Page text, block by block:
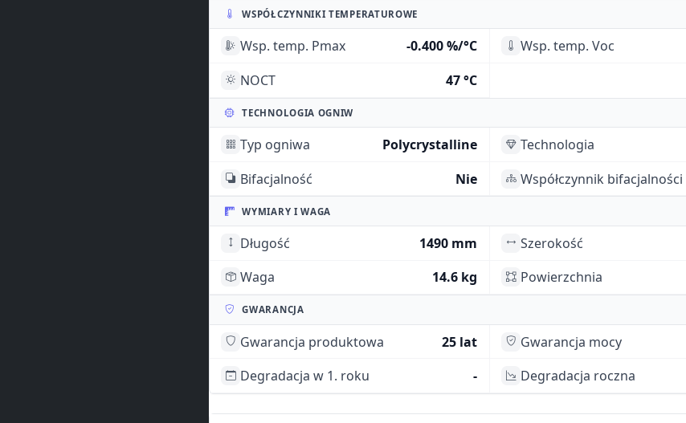
WSPÓŁCZYNNIKI TEMPERATUROWE
Wsp. temp. Pmax -0.400 %/°C Wsp. temp. Voc
NOCT
47 °C
TECHNOLOGIA OGNIW
Typ ogniwa Polycrystalline Technologia
Bifacjalność
Nie Współczynnik bifacjalności
WYMIARY I WAGA
Długość 1490 mm Szerokość
Waga
14.6 kg Powierzchnia
GWARANCJA
Gwarancja produktowa 25 lat Gwarancja mocy
Degradacja w 1. roku
- Degradacja roczna